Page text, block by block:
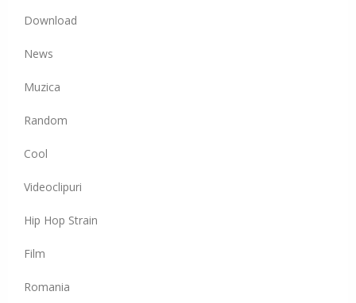
Download
News
Muzica
Random
Cool
Videoclipuri
Hip Hop Strain
Film
Romania